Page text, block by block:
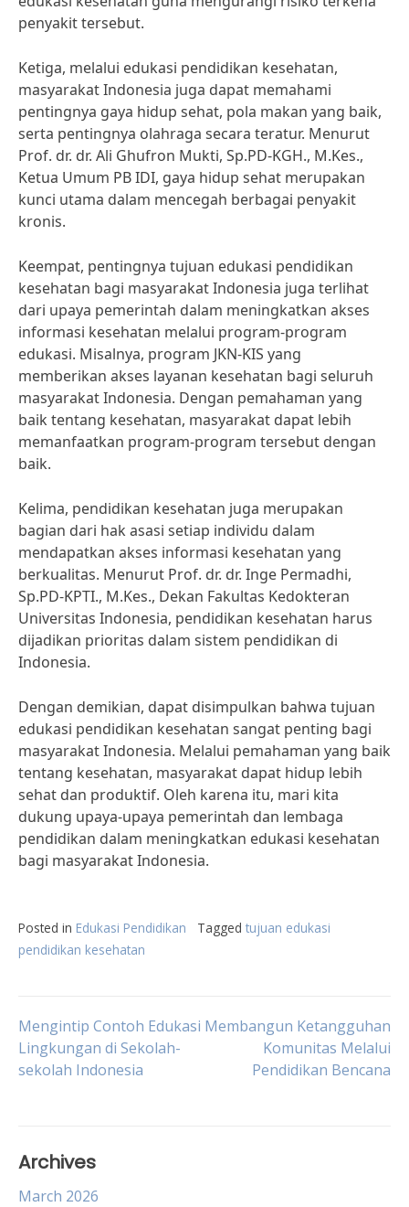
penyakit tersebut.
Ketiga, melalui edukasi pendidikan kesehatan,
masyarakat Indonesia juga dapat memahami
pentingnya gaya hidup sehat, pola makan yang baik,
serta pentingnya olahraga secara teratur. Menurut
Prof. dr. dr. Ali Ghufron Mukti, Sp.PD-KGH., M.Kes.,
Ketua Umum PB IDI, gaya hidup sehat merupakan
kunci utama dalam mencegah berbagai penyakit
kronis.
Keempat, pentingnya tujuan edukasi pendidikan
kesehatan bagi masyarakat Indonesia juga terlihat
dari upaya pemerintah dalam meningkatkan akses
informasi kesehatan melalui program-program
edukasi. Misalnya, program JKN-KIS yang
memberikan akses layanan kesehatan bagi seluruh
masyarakat Indonesia. Dengan pemahaman yang
baik tentang kesehatan, masyarakat dapat lebih
memanfaatkan program-program tersebut dengan
baik.
Kelima, pendidikan kesehatan juga merupakan
bagian dari hak asasi setiap individu dalam
mendapatkan akses informasi kesehatan yang
berkualitas. Menurut Prof. dr. dr. Inge Permadhi,
Sp.PD-KPTI., M.Kes., Dekan Fakultas Kedokteran
Universitas Indonesia, pendidikan kesehatan harus
dijadikan prioritas dalam sistem pendidikan di
Indonesia.
Dengan demikian, dapat disimpulkan bahwa tujuan
edukasi pendidikan kesehatan sangat penting bagi
masyarakat Indonesia. Melalui pemahaman yang baik
tentang kesehatan, masyarakat dapat hidup lebih
sehat dan produktif. Oleh karena itu, mari kita
dukung upaya-upaya pemerintah dan lembaga
pendidikan dalam meningkatkan edukasi kesehatan
bagi masyarakat Indonesia.
Posted in Edukasi Pendidikan Tagged tujuan edukasi
pendidikan kesehatan
Post
navigation
Mengintip Contoh Edukasi
Lingkungan di Sekolah-
sekolah Indonesia
Membangun Ketangguhan
Komunitas Melalui
Pendidikan Bencana
Archives
March 2026